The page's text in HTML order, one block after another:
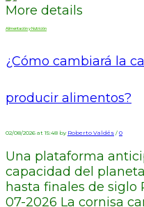
More details
Alimentación y Nutrición
¿Cómo cambiará la
producir alimentos?
02/08/2026 at 15:48 by Roberto Valdés / 0
Una plataforma
capacidad del
hasta finales de siglo
07-2026 La cornisa